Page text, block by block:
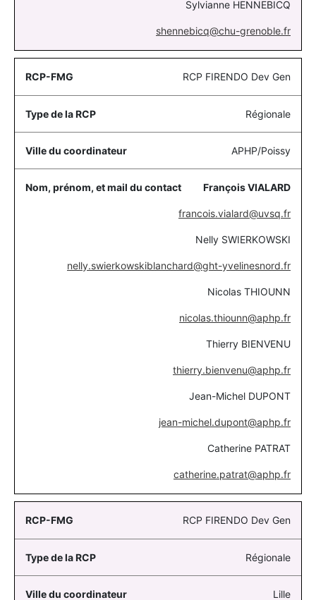
Sylvianne HENNEBICQ
shennebicq@chu-grenoble.fr
RCP FIRENDO Dev Gen
Régionale
APHP/Poissy
François VIALARD
francois.vialard@uvsq.fr
Nelly SWIERKOWSKI
nelly.swierkowskiblanchard@ght-yvelinesnord.fr
Nicolas THIOUNN
nicolas.thiounn@aphp.fr
Thierry BIENVENU
thierry.bienvenu@aphp.fr
Jean-Michel DUPONT
jean-michel.dupont@aphp.fr
Catherine PATRAT
catherine.patrat@aphp.fr
RCP FIRENDO Dev Gen
Régionale
Lille